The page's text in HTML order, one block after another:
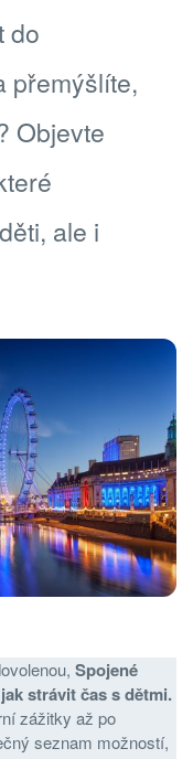
do
přemýšlíte,
Objevte
ale i
Spojené
strávit čas s dětmi.
zážitky až po
seznam možností,